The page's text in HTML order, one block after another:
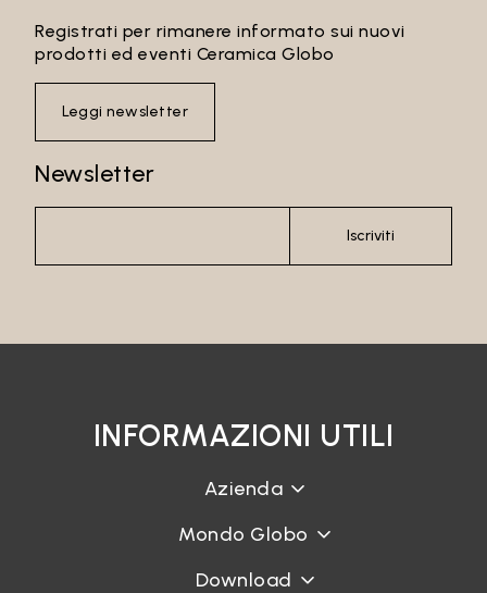
Registrati per rimanere informato sui nuovi
prodotti ed eventi Ceramica Globo
Leggi newsletter
Newsletter
Iscriviti
INFORMAZIONI UTILI
Azienda
Mondo Globo
Download